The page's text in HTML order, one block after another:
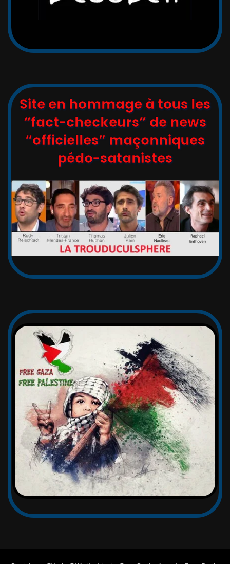
Site en hommage à tous les
“fact-checkeurs” de news
“officielles” maçonniques
pédo-satanistes